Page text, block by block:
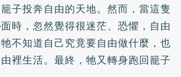
子投奔自由的天地。然而，當這隻
時，忽然覺得很迷茫、恐懼，自由
不知道自己究竟要自由做什麼，也
裡生活。最終，牠又轉身跑回籠子